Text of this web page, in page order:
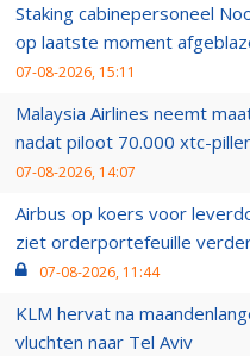
Staking cabinepersoneel
op laatste moment
07-08-2026, 15:11
Malaysia Airlines neemt
nadat piloot 70.000 xtc-
07-08-2026, 14:07
Airbus op koers voor
ziet orderportefeuille
07-08-2026, 11:44
KLM hervat na
vluchten naar Tel Aviv